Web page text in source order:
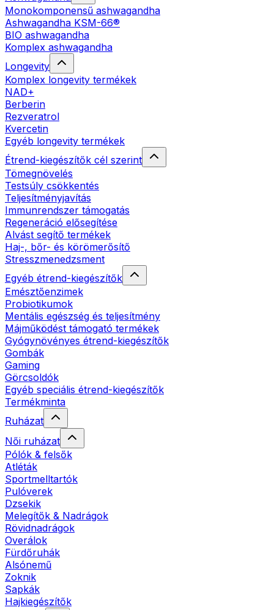
Monokomponensű ashwagandha
Ashwagandha KSM-66®
BIO ashwagandha
Komplex ashwagandha
Longevity
Komplex longevity termékek
NAD+
Berberin
Rezveratrol
Kvercetin
Egyéb longevity termékek
Étrend-kiegészítők cél szerint
Tömegnövelés
Testsúly csökkentés
Teljesítményjavítás
Immunrendszer támogatás
Regeneráció elősegítése
Alvást segítő termékek
Haj-, bőr- és körömerősítő
Stresszmenedzsment
Egyéb étrend-kiegészítők
Emésztőenzimek
Probiotikumok
Mentális egészség és teljesítmény
Májműködést támogató termékek
Gyógynövényes étrend-kiegészítők
Gombák
Gaming
Görcsoldók
Egyéb speciális étrend-kiegészítők
Termékminta
Ruházat
Női ruházat
Pólók & felsők
Atléták
Sportmelltartók
Pulóverek
Dzsekik
Melegítők & Nadrágok
Rövidnadrágok
Overálok
Fürdőruhák
Alsónemű
Zoknik
Sapkák
Hajkiegészítők